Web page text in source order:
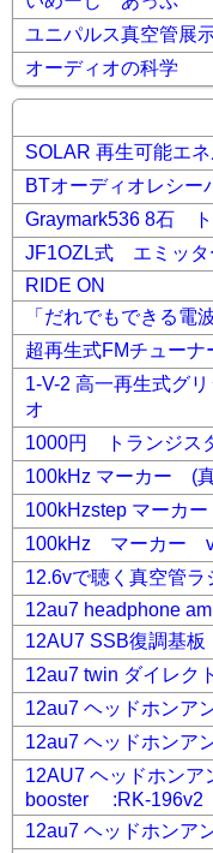
ユニパルス真空管展
オーディオの科学
SOLAR 再生可能エ
BTオーディオレシー
Graymark536 8石
JF1OZL式 エミッタ
RIDE ON
「だれでもできる電
超再生式FMチュー
1-V-2 高一再生式グ
オ
1000円 トランジス
100kHz マーカー (
100kHzstep マーカー
100kHz マーカー
12.6vで聴く真空管
12au7 headphone
12AU7 SSB復調基板
12au7 twin ダイレク
12au7 ヘッドホンア
12au7 ヘッドホンア
12AU7 ヘッドホン
booster :RK-196v2
12au7 ヘッドホンア